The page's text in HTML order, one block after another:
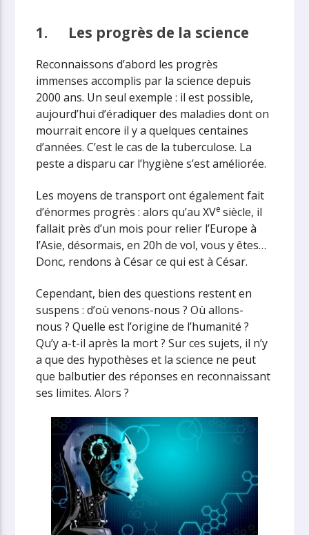
1. Les progrès de la science
Reconnaissons d’abord les progrès
immenses accomplis par la science depuis
2000 ans. Un seul exemple : il est possible,
aujourd’hui d’éradiquer des maladies dont on
mourrait encore il y a quelques centaines
d’années. C’est le cas de la tuberculose. La
peste a disparu car l’hygiène s’est améliorée.
Les moyens de transport ont également fait
d’énormes progrès : alors qu’au XVesiècle, il
fallait près d’un mois pour relier l’Europe à
l’Asie, désormais, en 20h de vol, vous y êtes…
Donc, rendons à César ce qui est à César.
Cependant, bien des questions restent en
suspens : d’où venons-nous ? Où allons-
nous ? Quelle est l’origine de l’humanité ?
Qu’y a-t-il après la mort ? Sur ces sujets, il n’y
a que des hypothèses et la science ne peut
que balbutier des réponses en reconnaissant
ses limites. Alors ?